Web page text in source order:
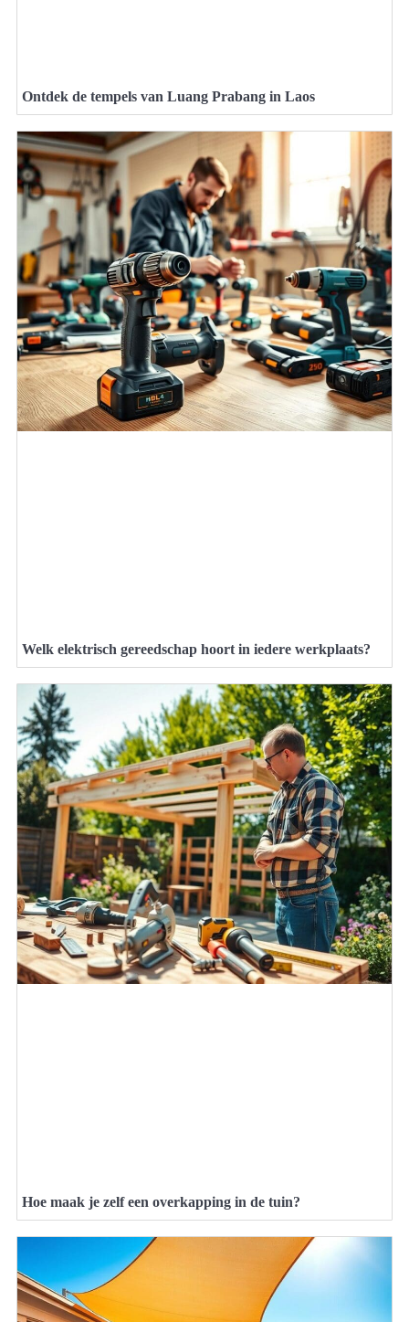
Ontdek de tempels van Luang Prabang in Laos
Welk elektrisch gereedschap hoort in iedere werkplaats?
Hoe maak je zelf een overkapping in de tuin?